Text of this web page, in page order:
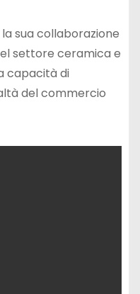
sua collaborazione
settore ceramica e
capacità di
del commercio